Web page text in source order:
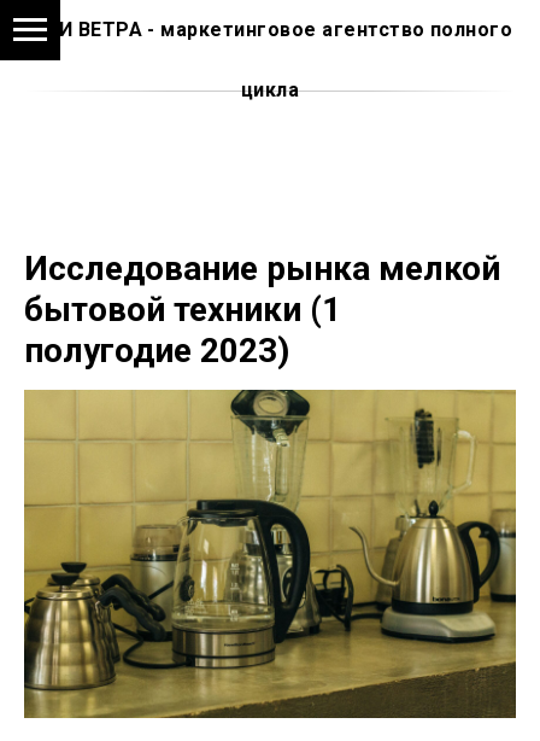
АМИ ВЕТРА - маркетинговое агентство полного
цикла
Исследование рынка мелкой
бытовой техники (1
полугодие 2023)